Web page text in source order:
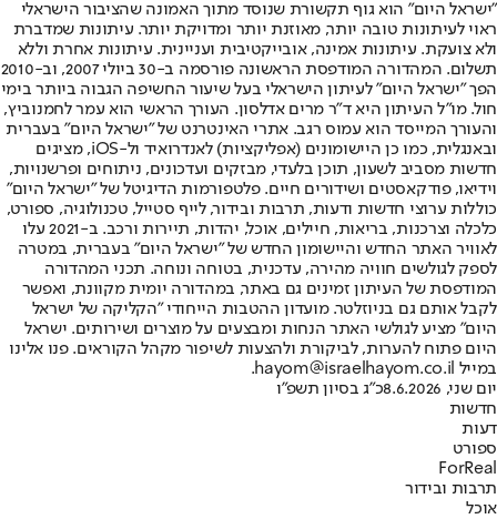
"ישראל היום" הוא גוף תקשורת שנוסד מתוך האמונה שהציבור הישראלי
ראוי לעיתונות טובה יותר, מאוזנת יותר ומדויקת יותר. עיתונות שמדברת
ולא צועקת. עיתונות אמינה, אובייקטיבית ועניינית. עיתונות אחרת וללא
תשלום. המהדורה המודפסת הראשונה פורסמה ב-30 ביולי 2007, וב-2010
הפך "ישראל היום" לעיתון הישראלי בעל שיעור החשיפה הגבוה ביותר בימי
חול. מו"ל העיתון היא ד"ר מרים אדלסון. העורך הראשי הוא עמר לחמנוביץ,
והעורך המייסד הוא עמוס רגב. אתרי האינטרנט של "ישראל היום" בעברית
ובאנגלית, כמו כן היישומונים (אפליקציות) לאנדרואיד ול-iOS, מציגים
חדשות מסביב לשעון, תוכן בלעדי, מבזקים ועדכונים, ניתוחים ופרשנויות,
וידיאו, פודקאסטים ושידורים חיים. פלטפורמות הדיגיטל של "ישראל היום"
כוללות ערוצי חדשות ודעות, תרבות ובידור, לייף סטייל, טכנולוגיה, ספורט,
כלכלה וצרכנות, בריאות, חיילים, אוכל, יהדות, תיירות ורכב. ב-2021 עלו
לאוויר האתר החדש והיישומון החדש של "ישראל היום" בעברית, במטרה
לספק לגולשים חוויה מהירה, עדכנית, בטוחה ונוחה. תכני המהדורה
המודפסת של העיתון זמינים גם באתר, במהדורה יומית מקוונת, ואפשר
לקבל אותם גם בניוזלטר. מועדון ההטבות הייחודי "הקליקה של ישראל
היום" מציע לגולשי האתר הנחות ומבצעים על מוצרים ושירותים. ישראל
היום פתוח להערות, לביקורת ולהצעות לשיפור מקהל הקוראים. פנו אלינו
במייל hayom@israelhayom.co.il.
יום שני, 8.6.2026
כ"ג בסיון תשפ"ו
חדשות
דעות
ספורט
ForReal
תרבות ובידור
אוכל